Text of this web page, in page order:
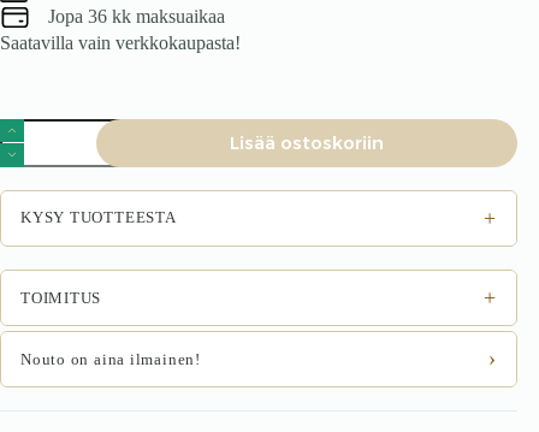
Jopa 36 kk maksuaikaa
Saatavilla vain verkkokaupasta!
Baarituoli
CINDRA,
musta
/
beige
Lisää ostoskoriin
KYSY TUOTTEESTA +
TOIMITUS +
Nouto on aina ilmainen! ›